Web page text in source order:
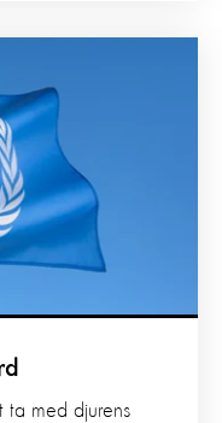
med djurens